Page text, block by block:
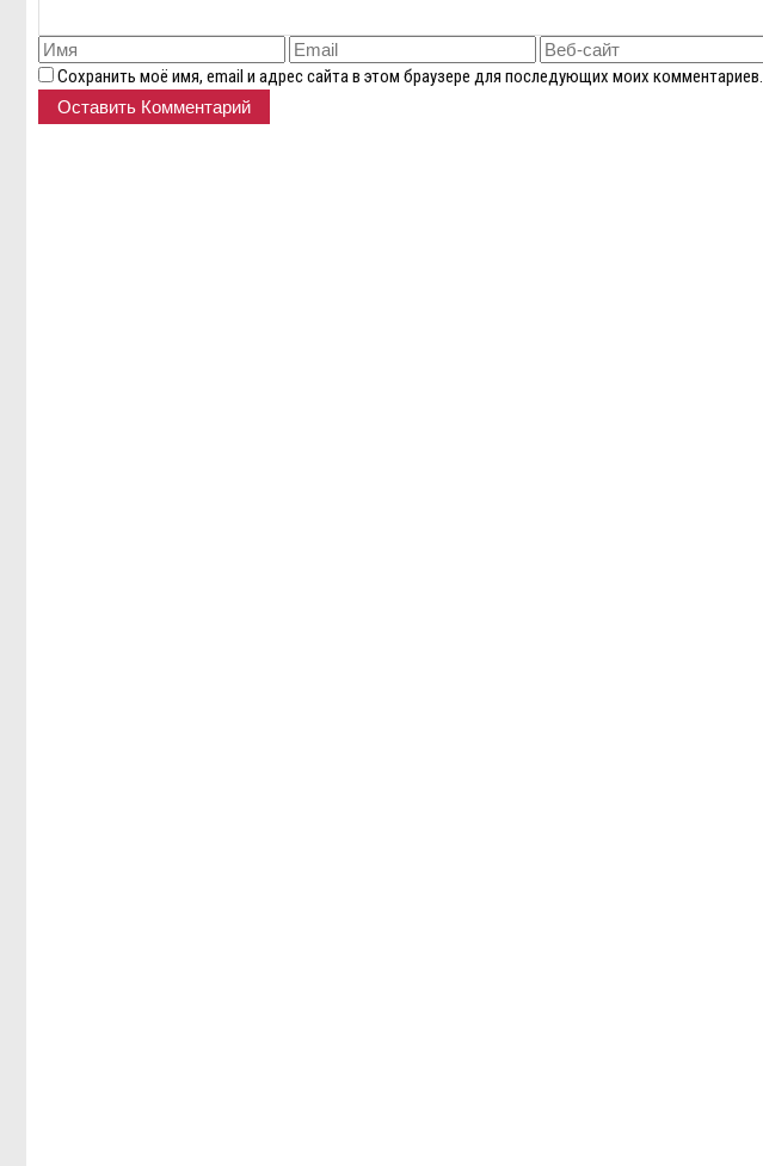
Сохранить моё имя, email и адрес сайта в этом браузере для последующих моих комментариев.